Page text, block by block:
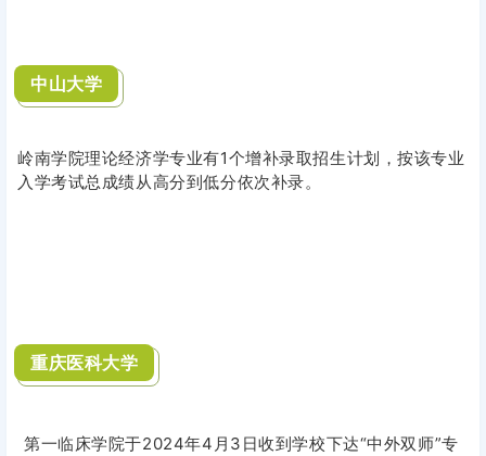
中山大学
岭南学院理论经济学专业有1个增补录取招生计划，按该专业
入学考试总成绩从高分到低分依次补录。
重庆医科大学
第一临床学院于2024年4月3日收到学校下达“中外双师”专